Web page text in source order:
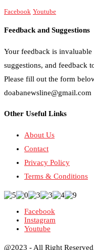
Facebook Youtube
Feedback and Suggestions
Your feedback is
suggestions, and feedback
Please fill out the form
doabanewsline@gmail.com
Other Useful Links
About Us
Contact
Privacy Policy
Terms & Conditions
Facebook
Instagram
Youtube
@2023 - All Right